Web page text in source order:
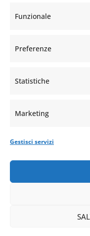
Funzionale
Preferenze
Statistiche
Marketing
Gestisci servizi